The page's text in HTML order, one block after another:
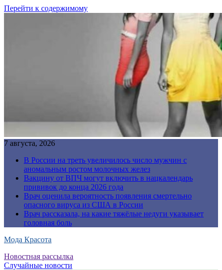
Перейти к содержимому
7 августа, 2026
В России на треть увеличилось число мужчин с
аномальным ростом молочных желез
Вакцину от ВПЧ могут включить в нацкалендарь
прививок до конца 2026 года
Врач оценила вероятность появления смертельно
опасного вируса из США в России
Врач рассказала, на какие тяжёлые недуги указывает
головная боль
Мода Красота
Новостная рассылка
Случайные новости